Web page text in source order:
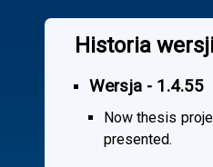
Historia
Wersja - 1.4.55
Now thesis
presented.